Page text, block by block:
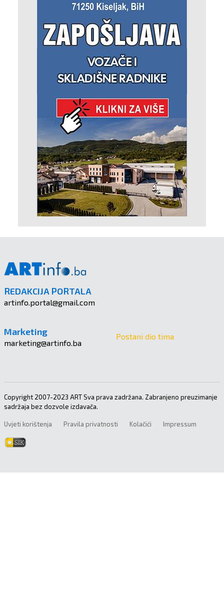
REDAKCIJA PORTALA
artinfo.portal@gmail.com
Marketing
marketing@artinfo.ba
Postani dio tima
Copyright 2007-2023 ART Sva prava zadržana. Zabranjeno preuzimanje
sadržaja bez dozvole izdavača.
Uvjeti korištenja Pravila privatnosti Kolačići Impressum